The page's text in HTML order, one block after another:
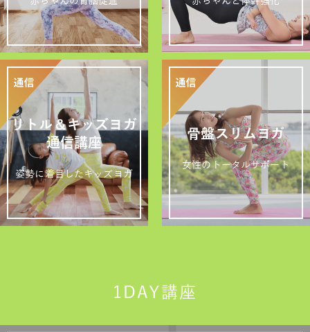
リトル＆キッズヨガ
通信講座
姿勢に着目したキッズヨガ
骨盤スリムヨガ
女性のトータルサポート
1DAY講座